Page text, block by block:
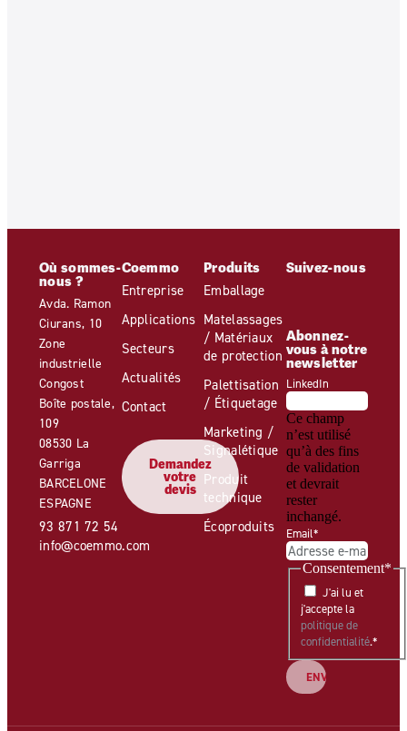
Où sommes-
nous ?
Avda. Ramon
Ciurans, 10
Zone
industrielle
Congost
Boîte postale,
109
08530 La
Garriga
BARCELONE
ESPAGNE
93 871 72 54
info@coemmo.com
Coemmo
Entreprise
Applications
Secteurs
Actualités
Contact
Demandez
votre
devis
Produits
Emballage
Matelassages
/ Matériaux
de protection
Palettisation
/ Étiquetage
Marketing /
Signalétique
Produit
technique
Écoproduits
Suivez-nous
Abonnez-
vous à notre
newsletter
LinkedIn
Ce champ
n’est utilisé
qu’à des fins
de validation
et devrait
rester
inchangé.
Email*
Consentement*
J'ai lu et
j'accepte la
politique de
confidentialité.*